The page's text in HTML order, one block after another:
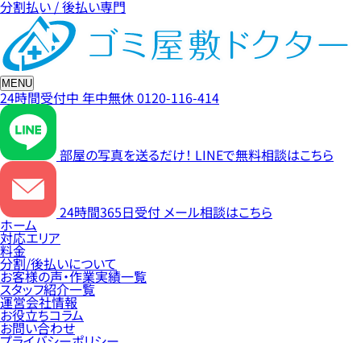
分割払い / 後払い専門
MENU
24時間受付中 年中無休0120-116-414
部屋の写真を送るだけ！ LINEで無料相談はこちら
24時間365日受付 メール相談はこちら
ホーム
対応エリア
料金
分割/後払いについて
お客様の声・作業実績一覧
スタッフ紹介一覧
運営会社情報
お役立ちコラム
お問い合わせ